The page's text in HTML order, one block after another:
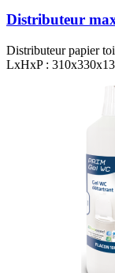
Distributeur
Distributeur papier
LxHxP :